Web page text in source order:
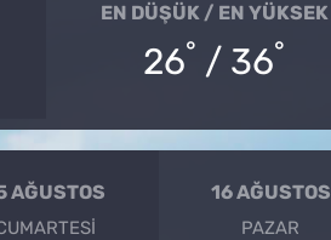
EN DÜŞÜK / EN YÜKSEK
26° / 36°
AĞUSTOS 16 AĞUSTOS
PAZAR